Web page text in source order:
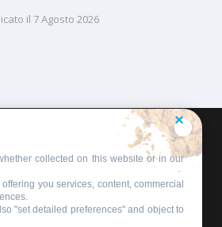
il 7 Agosto 2026
collected on this website or in our
you services, content, commercial
"set detailed preferences" and object to